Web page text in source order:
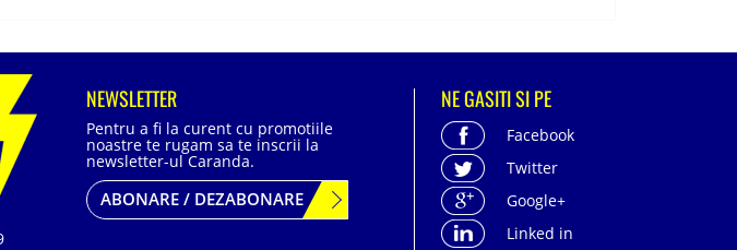
NEWSLETTER
Pentru a fi la curent cu promotiile
noastre te rugam sa te inscrii la
newsletter-ul Caranda.
ABONARE / DEZABONARE
NE GASITI SI PE
Facebook
Twitter
Google+
Linked in